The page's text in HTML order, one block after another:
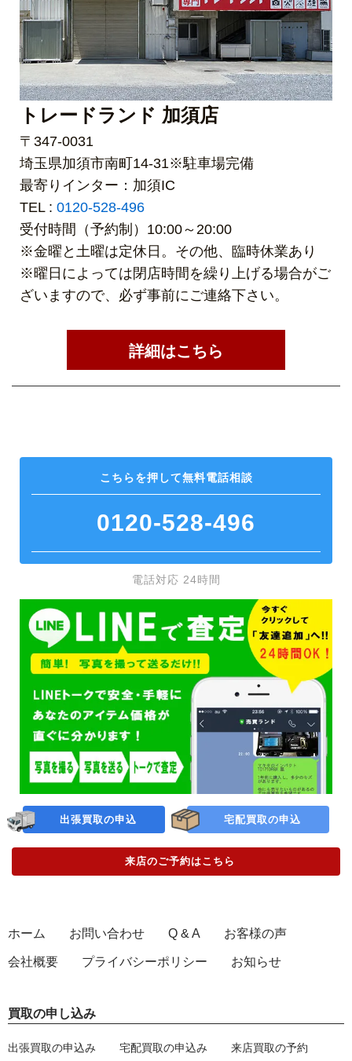
トレードランド 加須店
〒347-0031
埼玉県加須市南町14-31※駐車場完備
最寄りインター：加須IC
TEL : 0120-528-496
受付時間（予約制）10:00～20:00
※金曜と土曜は定休日。その他、臨時休業あり
※曜日によっては閉店時間を繰り上げる場合がご
ざいますので、必ず事前にご連絡下さい。
詳細はこちら
出張買取の申込 宅配買取の申込
こちらを押して無料電話相談
0120-528-496
電話対応 24時間
来店のご予約はこちら
ホーム お問い合わせ Q & A お客様の声
会社概要 プライバシーポリシー お知らせ
買取の申し込み
出張買取の申込み 宅配買取の申込み 来店買取の予約